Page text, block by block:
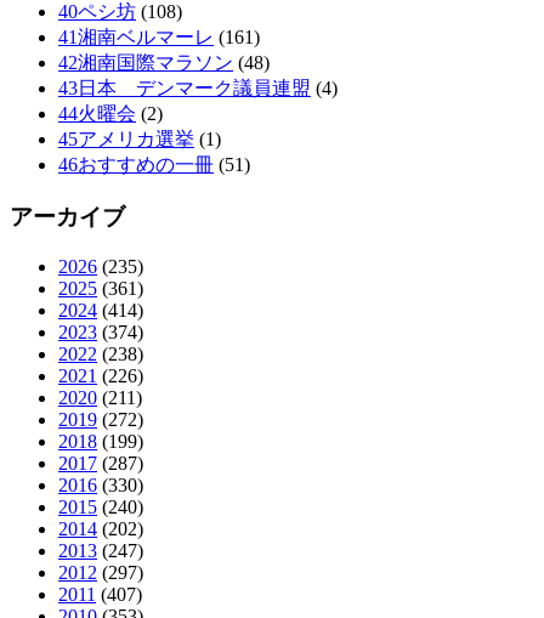
40ペシ坊 (108)
41湘南ベルマーレ (161)
42湘南国際マラソン (48)
43日本 デンマーク議員連盟 (4)
44火曜会 (2)
45アメリカ選挙 (1)
46おすすめの一冊 (51)
アーカイブ
2026 (235)
2025 (361)
2024 (414)
2023 (374)
2022 (238)
2021 (226)
2020 (211)
2019 (272)
2018 (199)
2017 (287)
2016 (330)
2015 (240)
2014 (202)
2013 (247)
2012 (297)
2011 (407)